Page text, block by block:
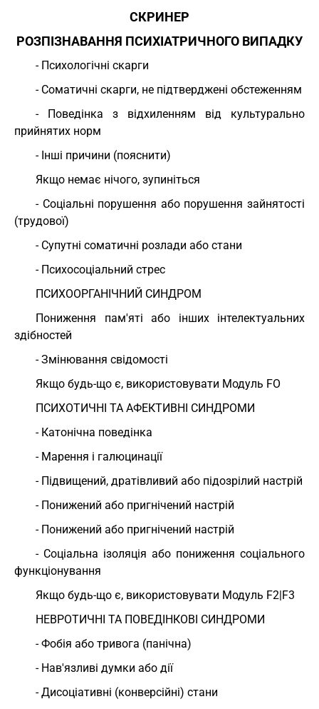
СКРИНЕР
РОЗПІЗНАВАННЯ ПСИХІАТРИЧНОГО ВИПАДКУ
- Психологічні скарги
- Соматичні скарги, не підтверджені обстеженням
- Поведінка з відхиленням від культурально
прийнятих норм
- Інші причини (пояснити)
Якщо немає нічого, зупиніться
- Соціальні порушення або порушення зайнятості
(трудової)
- Супутні соматичні розлади або стани
- Психосоціальний стрес
ПСИХООРГАНІЧНИЙ СИНДРОМ
Пониження пам'яті або інших інтелектуальних
здібностей
- Змінювання свідомості
Якщо будь-що є, використовувати Модуль FO
ПСИХОТИЧНІ ТА АФЕКТИВНІ СИНДРОМИ
- Катонічна поведінка
- Марення і галюцинації
- Підвищений, дратівливий або підозрілий настрій
- Понижений або пригнічений настрій
- Понижений або пригнічений настрій
- Соціальна ізоляція або пониження соціального
функціонування
Якщо будь-що є, використовувати Модуль F2|F3
НЕВРОТИЧНІ ТА ПОВЕДІНКОВІ СИНДРОМИ
- Фобія або тривога (панічна)
- Нав'язливі думки або дії
- Дисоціативні (конверсійні) стани